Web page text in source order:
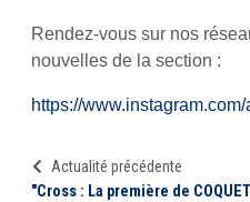
Rendez-vous sur nos
nouvelles de la section :
https://
Actualité précédente
"Cross : La première de